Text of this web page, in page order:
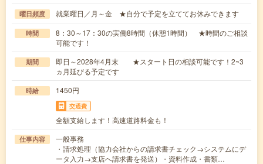
曜日頻度 就業曜日／月～金 ★自分で予定を立ててお休みできます
時間
8：30～17：30の実働8時間（休憩1時間） ★時間のご相談
可能です！
期間
即日～2028年4月末 ★スタート日の相談可能です！2~3
ヵ月延びる予定です
時給 1450円
交通費
全額支給します！高速道路料金も！
仕事内容
一般事務
・請求処理（協力会社からの請求書チェック→システムにデ
ータ入力→支店へ請求書を発送）・資料作成・書類…